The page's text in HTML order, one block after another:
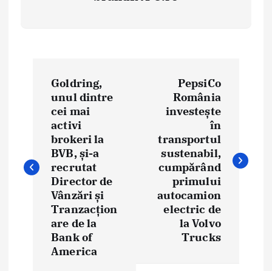
g
Goldring,
unul dintre
cei mai
activi
brokeri la
BVB, și-a
recrutat
Director de
Vânzări și
Tranzacțion
are de la
Bank of
America
PepsiCo
România
investește
în
transportul
sustenabil,
cumpărând
primului
autocamion
electric de
la Volvo
Trucks